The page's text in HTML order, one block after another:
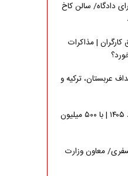
دادگاه/ سالن کاخ
| مذاکرات
عربستان، ترکیه و
ثبت نام سایپا امروز ۱۷ مرداد ۱۴۰۵ | با ۵۰۰ میلیون
معاون وزارت